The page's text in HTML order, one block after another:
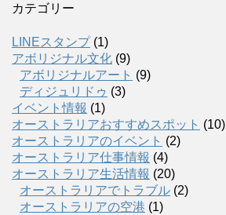
カテゴリー
LINEスタンプ(1)
アボリジナル文化 (9)
アボリジナルアート (9)
ディジュリドゥ (3)
イベント情報 (1)
オーストラリアおすすめスポット (10)
オーストラリアのイベント (2)
オーストラリア仕事情報 (4)
オーストラリア生活情報 (20)
オーストラリアでトラブル (2)
オーストラリアの空港 (1)